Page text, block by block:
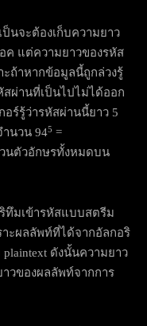
นจะต้องเก็บความยาว
ค แต่ความยาวของรหัส
ถ้าหากข้อมูลนี้ถูกล่วงรู้
สผ่านที่เป็นไปไม่ได้ออก
อร์รู้ว่ารหัสผ่านนี้ยาว 5
นวน 945 =
วนตัวอักษรทั้งหมดบน
ทึมเข้ารหัสแบบสตรีม
าะผลลัพท์ที่ได้จากอัลกอริ
ดังนั้นความยาว
วของผลลัพท์จากการ